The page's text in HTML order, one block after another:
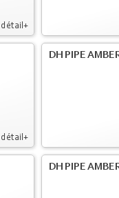
détail+
détail+
DH PIPE
DH PIPE